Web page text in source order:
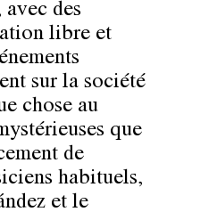
des
libre et
sur la société
chose au
que
de
habituels,
et le